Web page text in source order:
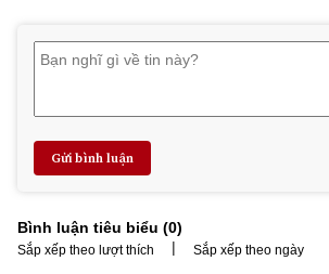
Gửi bình luận
Bình luận tiêu biểu (0)
Sắp xếp theo lượt thích | Sắp xếp theo ngày